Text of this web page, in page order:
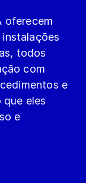
oferecem
todos
com
e
eles
e